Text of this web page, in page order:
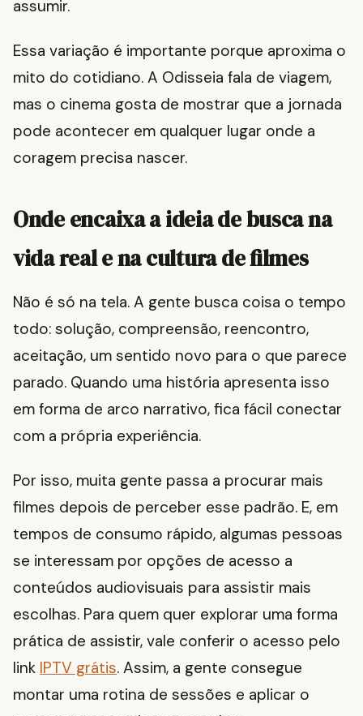
assumir.
Essa variação é importante porque aproxima o
mito do cotidiano. A Odisseia fala de viagem,
mas o cinema gosta de mostrar que a jornada
pode acontecer em qualquer lugar onde a
coragem precisa nascer.
Onde encaixa a ideia de busca na
vida real e na cultura de filmes
Não é só na tela. A gente busca coisa o tempo
todo: solução, compreensão, reencontro,
aceitação, um sentido novo para o que parece
parado. Quando uma história apresenta isso
em forma de arco narrativo, fica fácil conectar
com a própria experiência.
Por isso, muita gente passa a procurar mais
filmes depois de perceber esse padrão. E, em
tempos de consumo rápido, algumas pessoas
se interessam por opções de acesso a
conteúdos audiovisuais para assistir mais
escolhas. Para quem quer explorar uma forma
prática de assistir, vale conferir o acesso pelo
link IPTV grátis. Assim, a gente consegue
montar uma rotina de sessões e aplicar o